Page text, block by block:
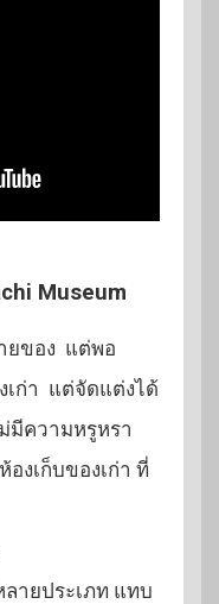
Museum
ยของ แต่พอ
เก่า แต่จัดแต่งได้
ความหรูหรา
งเก็บของเก่า ที่
ายประเภท แทบ